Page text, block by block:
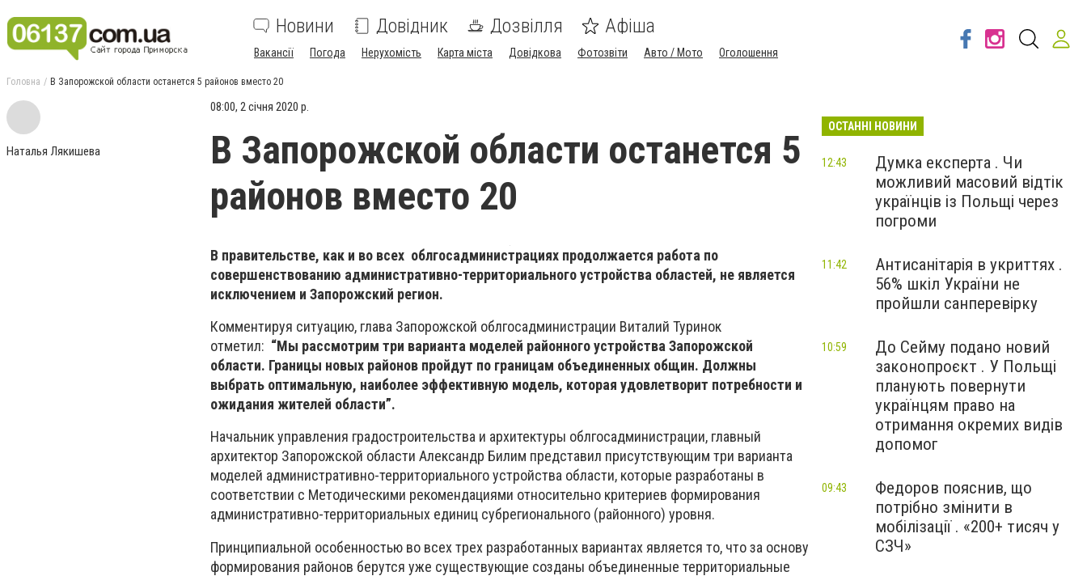
Новини Довідник Дозвілля Афіша
Вакансії Погода Нерухомість Карта міста Довідкова Фотозвіти Авто / Мото Оголошення
Головна В Запорожской области останется 5 районов вместо 20
Наталья Лякишева
08:00, 2 січня 2020 р.
В Запорожской области останется 5
районов вместо 20
В правительстве, как и во всех облгосадминистрациях продолжается работа по
совершенствованию административно-территориального устройства областей, не является
исключением и Запорожский регион.
Комментируя ситуацию, глава Запорожской облгосадминистрации Виталий Туринок
отметил: “Мы рассмотрим три варианта моделей районного устройства Запорожской
области. Границы новых районов пройдут по границам объединенных общин. Должны
выбрать оптимальную, наиболее эффективную модель, которая удовлетворит потребности и
ожидания жителей области”.
Начальник управления градостроительства и архитектуры облгосадминистрации, главный
архитектор Запорожской области Александр Билим представил присутствующим три варианта
моделей административно-территориального устройства области, которые разработаны в
соответствии с Методическими рекомендациями относительно критериев формирования
административно-территориальных единиц субрегионального (районного) уровня.
Принципиальной особенностью во всех трех разработанных вариантах является то, что за основу
формирования районов берутся уже существующие созданы объединенные территориальные
ОСТАННІ НОВИНИ
Думка експерта . Чи
можливий масовий відтік
українців із Польщі через
погроми
12:43
Антисанітарія в укриттях .
56% шкіл України не
пройшли санперевірку
11:42
До Сейму подано новий
законопроєкт . У Польщі
планують повернути
українцям право на
отримання окремих видів
допомог
10:59
Федоров пояснив, що
потрібно змінити в
мобілізації . «200+ тисяч у
СЗЧ»
09:43